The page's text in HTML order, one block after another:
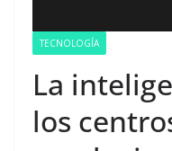
TECNOLOGÍA
La
los